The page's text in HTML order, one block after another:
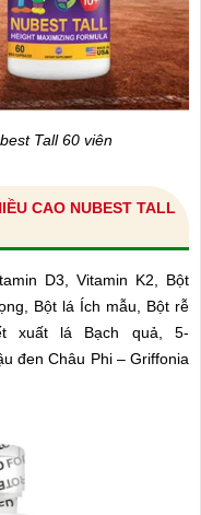
Tall 60 viên
CAO NUBEST TALL
D3, Vitamin K2, Bột
Bột lá Ích mẫu, Bột rễ
xuất lá Bạch quả, 5-
đen Châu Phi – Griffonia